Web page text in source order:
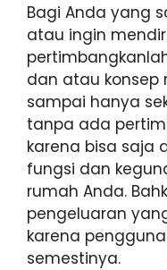
Bagi Anda yang
atau ingin
dan atau konsep
sampai hanya
tanpa ada
karena bisa saja
fungsi dan
rumah Anda.
pengeluaran
karena
semestinya.